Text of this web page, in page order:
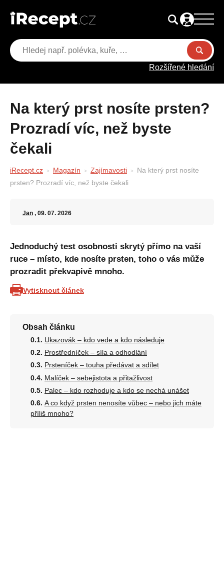
Rozšířené hledání
Na který prst nosíte prsten?
Prozradí víc, než byste
čekali
iRecept.cz Magazín Zajímavosti
Na který prst nosíte
prsten? Prozradí víc, než byste čekali
Jan , 09. 07. 2026
Jednoduchý test osobnosti skrytý přímo na vaší
ruce – místo, kde nosíte prsten, toho o vás může
prozradit překvapivě mnoho.
Vytisknout článek
Obsah článku
Ukazovák – kdo vede a kdo následuje
Prostředníček – síla a odhodlání
Prsteníček – touha předávat a sdílet
Malíček – sebejistota a přitažlivost
Palec – kdo rozhoduje a kdo se nechá unášet
A co když prsten nenosíte vůbec – nebo jich máte
příliš mnoho?